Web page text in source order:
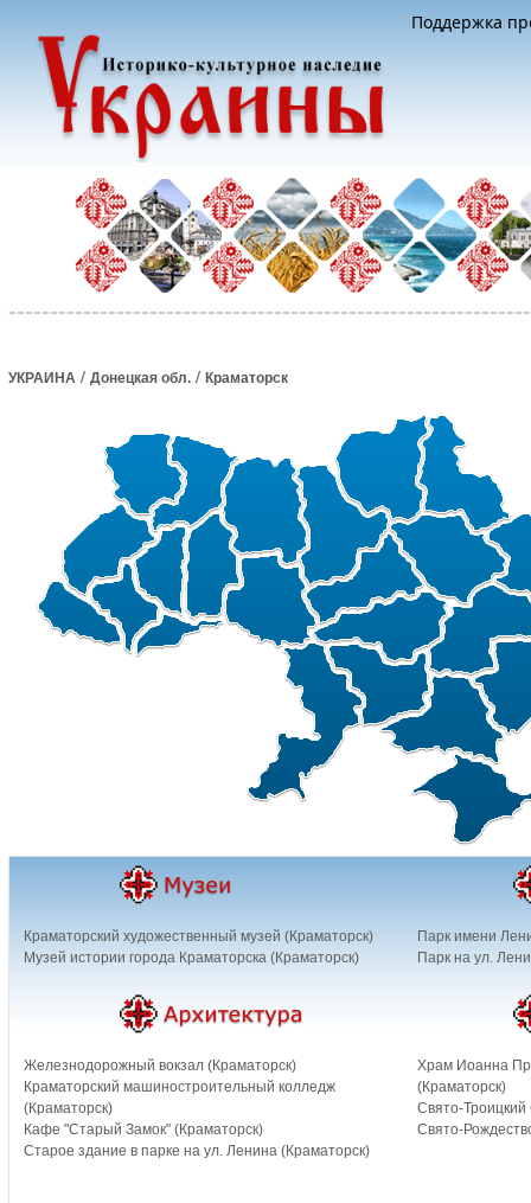
Поддержка
УКРАИНА / Донецкая обл. / Краматорск
Краматорский художественный музей (Краматорск)
Музей истории города Краматорска (Краматорск)
Парк имени
Парк на ул.
Железнодорожный вокзал (Краматорск)
Краматорский машиностроительный колледж
(Краматорск)
Кафе "Старый Замок" (Краматорск)
Старое здание в парке на ул. Ленина (Краматорск)
Храм Иоанна
(Краматорск)
Свято-
Свято-